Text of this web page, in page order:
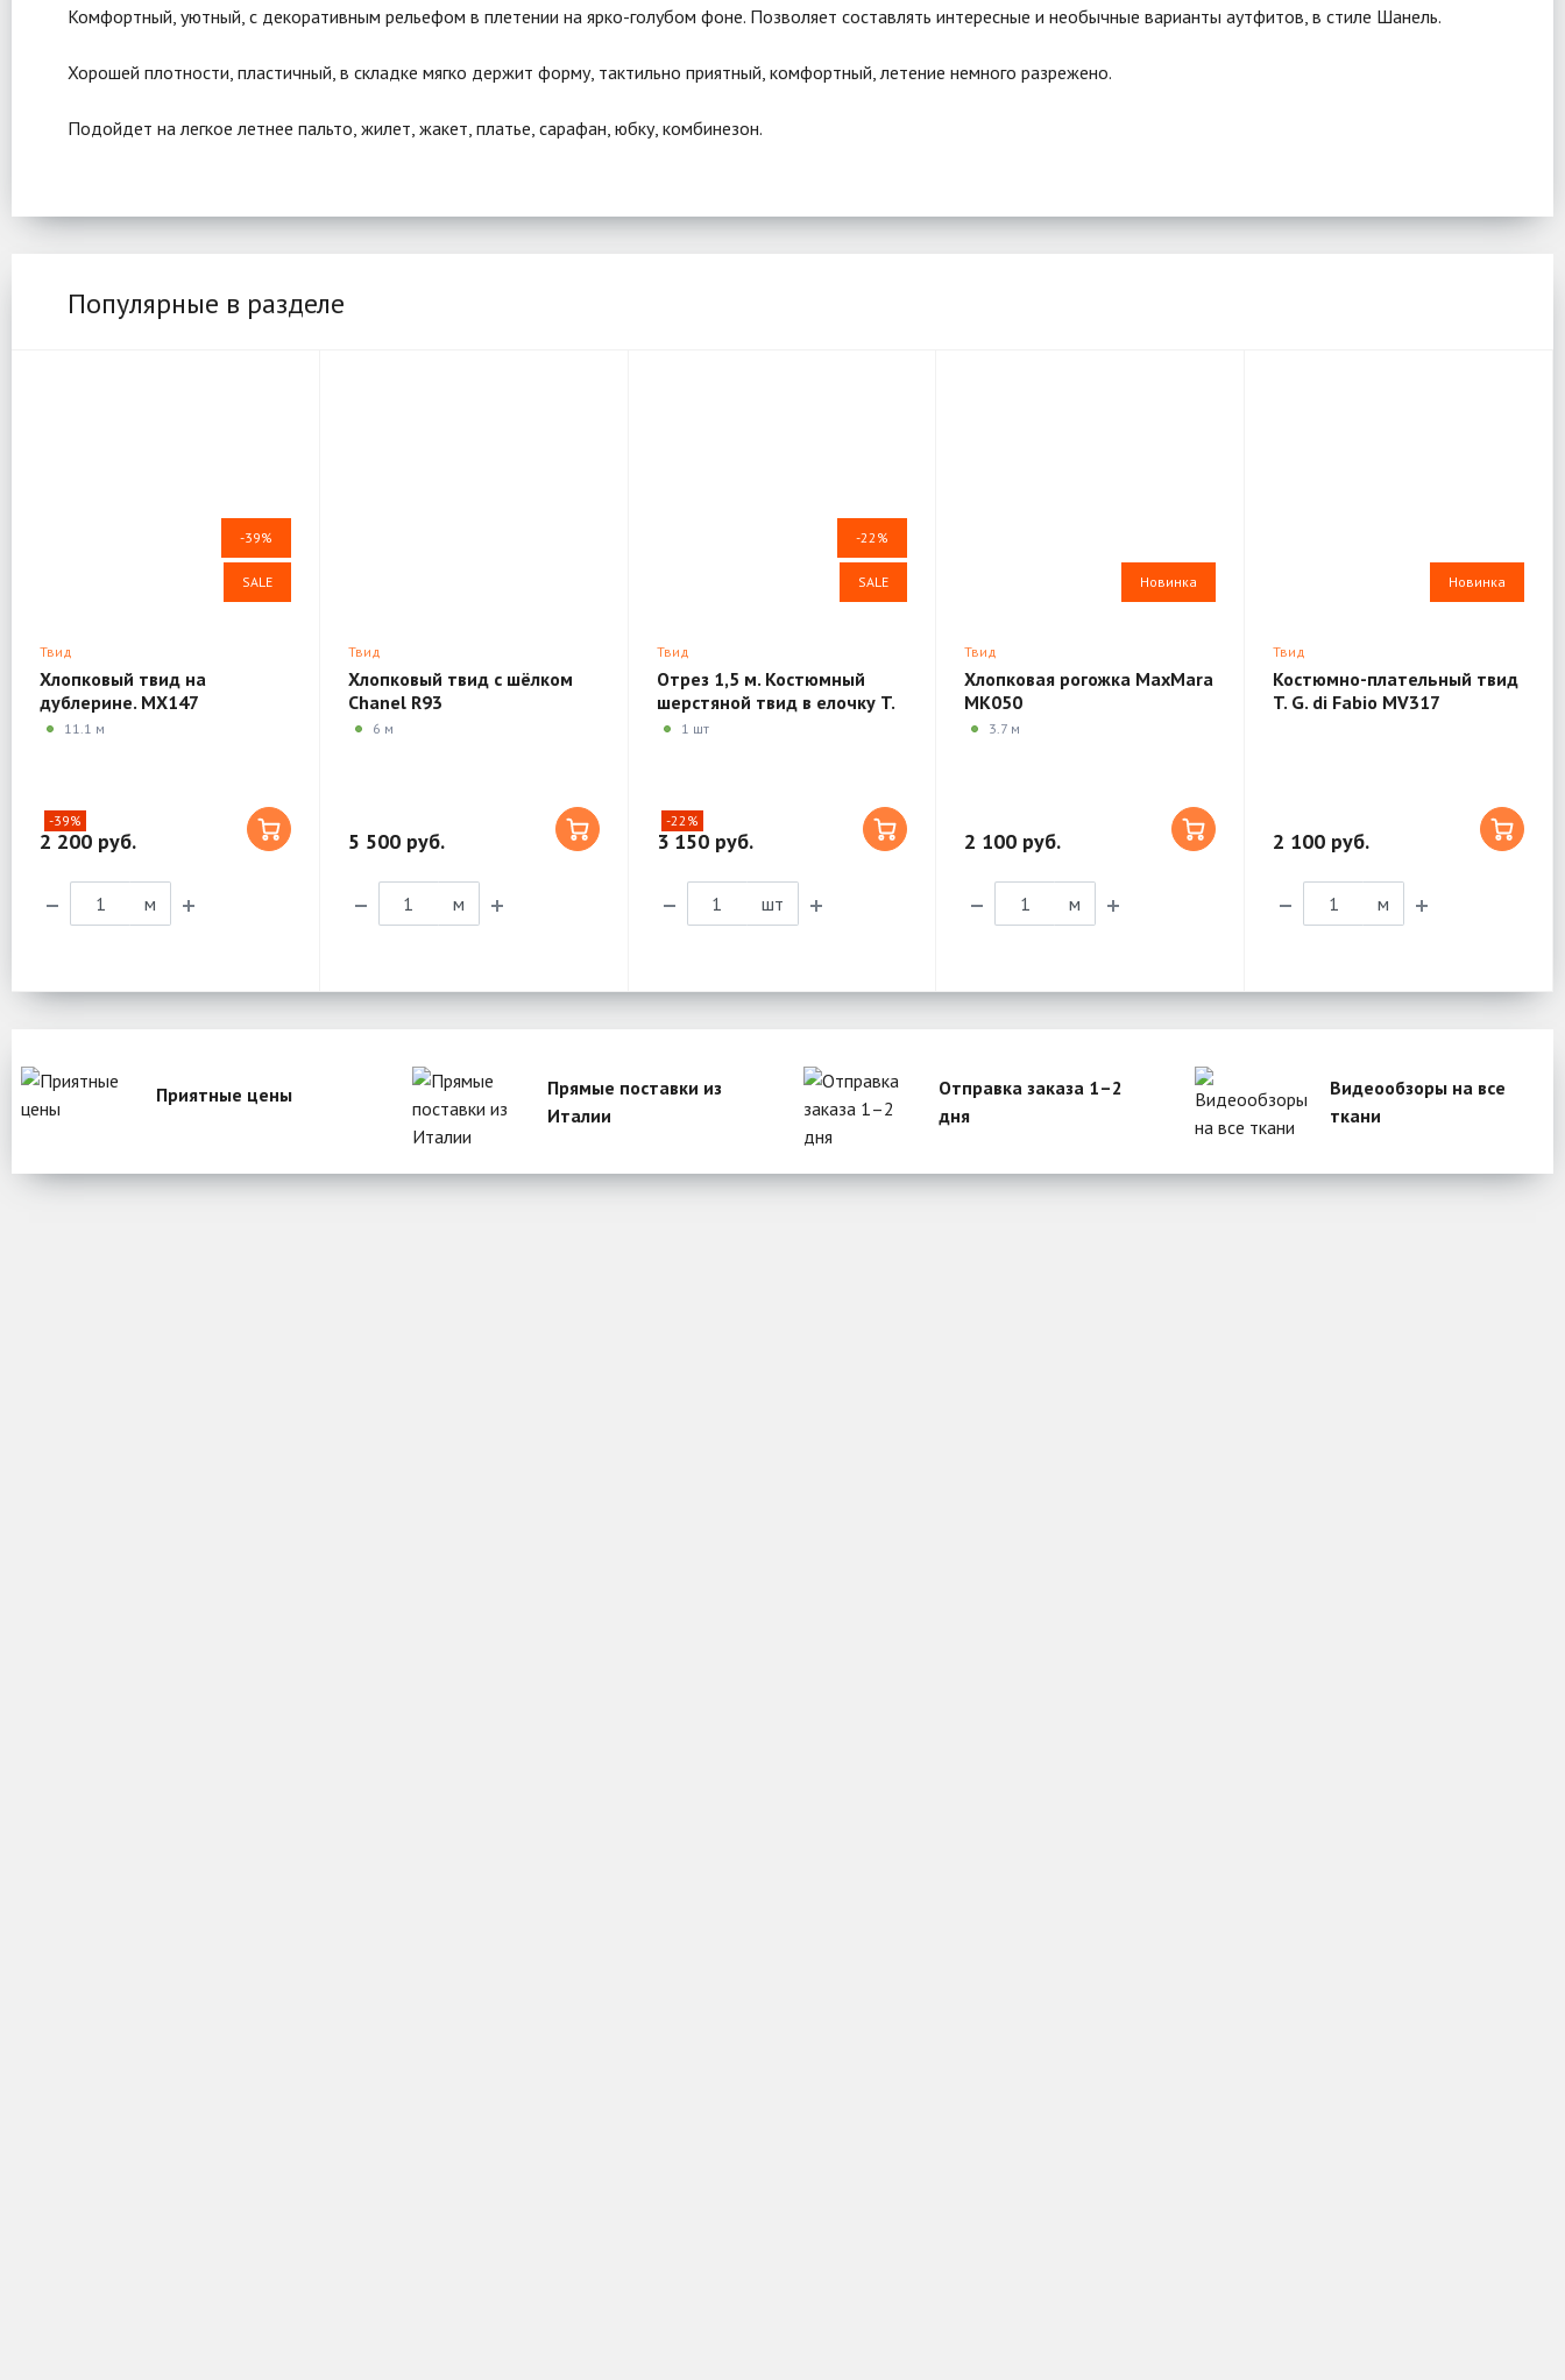
Комфортный, уютный, с декоративным рельефом в плетении на ярко-голубом фоне. Позволяет составлять интересные и необычные варианты аутфитов, в стиле Шанель.
Хорошей плотности, пластичный, в складке мягко держит форму, тактильно приятный, комфортный, летение немного разрежено.
Подойдет на легкое летнее пальто, жилет, жакет, платье, сарафан, юбку, комбинезон.
Популярные в разделе
-39%
SALE
Твид
Хлопковый твид на
дублерине. MX147
11.1 м
-39%
2 200 руб.
м
Твид
Хлопковый твид с шёлком
Chanel R93
6 м
5 500 руб.
м
-22%
SALE
Твид
Отрез 1,5 м. Костюмный
шерстяной твид в елочку T.
G. di Fabio MV205
1 шт
-22%
3 150 руб.
шт
Новинка
Твид
Хлопковая рогожка MaxMara
MK050
3.7 м
2 100 руб.
м
Новинка
Твид
Костюмно-плательный твид
T. G. di Fabio MV317
2 100 руб.
м
Приятные цены
Прямые поставки из
Италии
Отправка заказа 1–2
дня
Видеообзоры на все
ткани